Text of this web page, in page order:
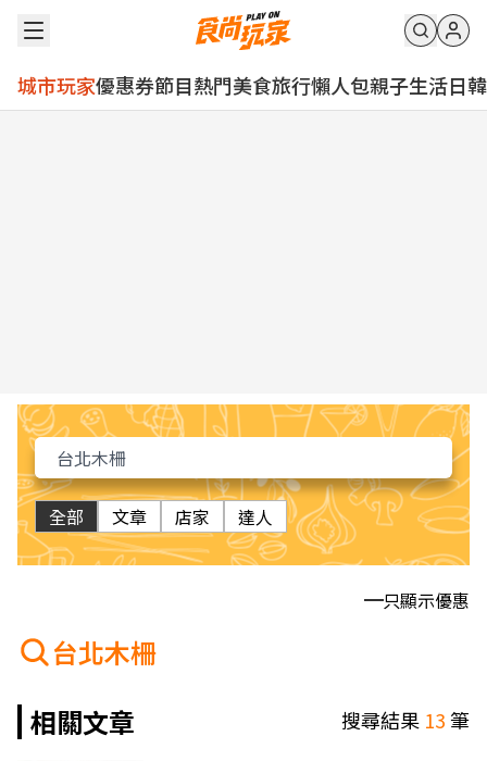
城市玩家優惠券節目熱門美食旅行懶人包親子生活日韓
全部 文章 店家 達人
只顯示優惠
台北木柵
相關文章
搜尋結果 13筆